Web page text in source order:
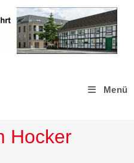
Menü
Hocker